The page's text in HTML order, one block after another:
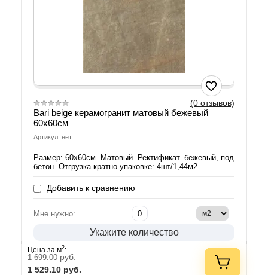
(0 отзывов)
Bari beige керамогранит матовый бежевый
60х60см
Артикул: нет
Размер: 60х60см. Матовый. Ректификат. бежевый, под
бетон. Отгрузка кратно упаковке: 4шт/1,44м2.
Добавить к сравнению
Мне нужно:
Укажите количество
Цена за м2:
1 699.00руб.
1 529.10 руб.